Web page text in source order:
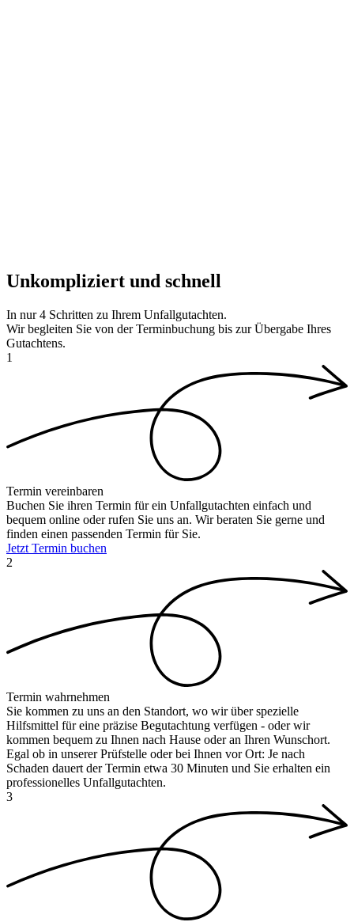
Unkompliziert und schnell
In nur4 Schritten zu Ihrem Unfallgutachten.
Wir begleiten Sie von der Terminbuchung bis zur Übergabe Ihres
Gutachtens.
1
Termin vereinbaren
Buchen Sie ihren Termin für ein Unfallgutachten einfach und
bequem online oder rufen Sie uns an. Wir beraten Sie gerne und
finden einen passenden Termin für Sie.
Jetzt Termin buchen
2
Termin wahrnehmen
Sie kommen zu uns an den Standort, wo wir über spezielle
Hilfsmittel für eine präzise Begutachtung verfügen - oder wir
kommen bequem zu Ihnen nach Hause oder an Ihren Wunschort.
Egal ob in unserer Prüfstelle oder bei Ihnen vor Ort: Je nach
Schaden dauert der Termin etwa 30 Minuten und Sie erhalten ein
professionelles Unfallgutachten.
3